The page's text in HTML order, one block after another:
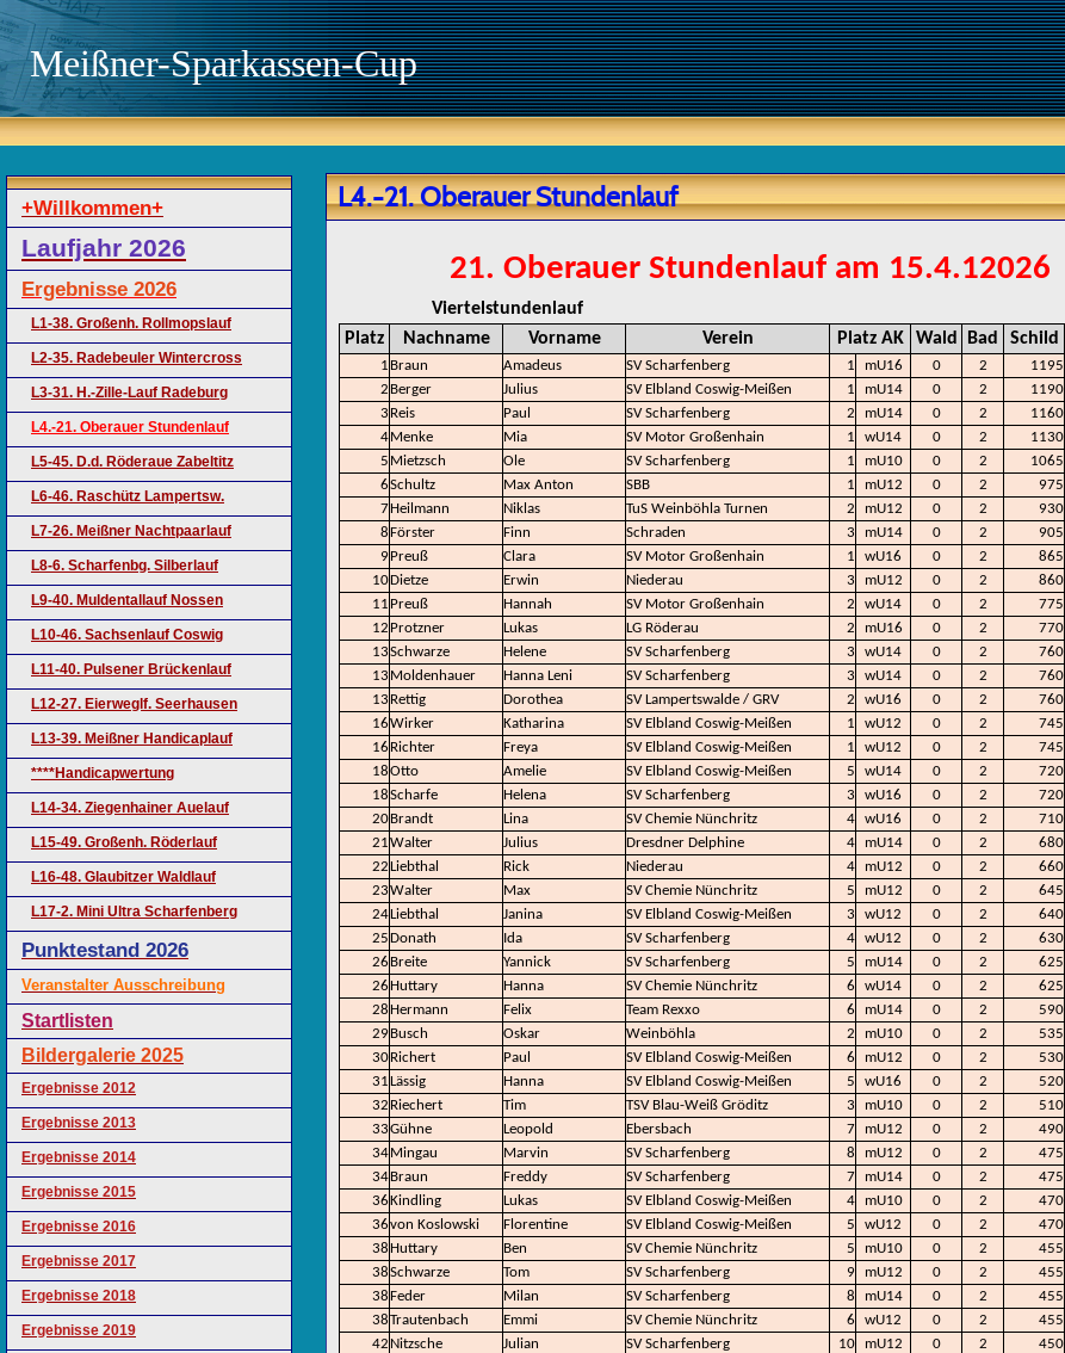
Meißner-Sparkassen-Cup
+Willkommen+
Laufjahr 2026
Ergebnisse 2026
L1-38. Großenh. Rollmopslauf
L2-35. Radebeuler Wintercross
L3-31. H.-Zille-Lauf Radeburg
L4.-21. Oberauer Stundenlauf
L5-45. D.d. Röderaue Zabeltitz
L6-46. Raschütz Lampertsw.
L7-26. Meißner Nachtpaarlauf
L8-6. Scharfenbg. Silberlauf
L9-40. Muldentallauf Nossen
L10-46. Sachsenlauf Coswig
L11-40. Pulsener Brückenlauf
L12-27. Eierweglf. Seerhausen
L13-39. Meißner Handicaplauf
****Handicapwertung
L14-34. Ziegenhainer Auelauf
L15-49. Großenh. Röderlauf
L16-48. Glaubitzer Waldlauf
L17-2. Mini Ultra Scharfenberg
Punktestand 2026
Veranstalter Ausschreibung
Startlisten
Bildergalerie 2025
Ergebnisse 2012
Ergebnisse 2013
Ergebnisse 2014
Ergebnisse 2015
Ergebnisse 2016
Ergebnisse 2017
Ergebnisse 2018
Ergebnisse 2019
L4.-21. Oberauer Stundenlauf
21. Oberauer Stundenlauf am 15.4.12026
Viertelstundenlauf
Platz
Nachname Vorname Verein Platz AK Wald Bad Schild
1 Braun Amadeus SV Scharfenberg 1 mU16 0 2 1195
2 Berger Julius SV Elbland Coswig-Meißen 1 mU14 0 2 1190
3 Reis Paul SV Scharfenberg 2 mU14 0 2 1160
4Menke Mia SV Motor Großenhain 1 wU14 0 2 1130
5 Mietzsch Ole SV Scharfenberg 1 mU10 0 2 1065
6Schultz Max Anton SBB 1 mU12 0 2 975
7Heilmann Niklas TuS Weinböhla Turnen 2 mU12 0 2 930
8Förster Finn Schraden 3 mU14 0 2 905
9Preuß Clara SV Motor Großenhain 1 wU16 0 2 865
10Dietze Erwin Niederau 3 mU12 0 2 860
11 Preuß Hannah SV Motor Großenhain 2 wU14 0 2 775
12 Protzner Lukas LG Röderau 2 mU16 0 2 770
13Schwarze Helene SV Scharfenberg 3 wU14 0 2 760
13 Moldenhauer Hanna Leni SV Scharfenberg 3 wU14 0 2 760
13 Rettig Dorothea SV Lampertswalde / GRV 2 wU16 0 2 760
16Wirker Katharina SV Elbland Coswig-Meißen 1 wU12 0 2 745
16 Richter Freya SV Elbland Coswig-Meißen 1 wU12 0 2 745
18Otto Amelie SV Elbland Coswig-Meißen 5 wU14 0 2 720
18Scharfe Helena SV Scharfenberg 3 wU16 0 2 720
20Brandt Lina SV Chemie Nünchritz 4 wU16 0 2 710
21Walter Julius Dresdner Delphine 4 mU14 0 2 680
22Liebthal Rick Niederau 4 mU12 0 2 660
23Walter Max SV Chemie Nünchritz 5 mU12 0 2 645
24Liebthal Janina SV Elbland Coswig-Meißen 3 wU12 0 2 640
25Donath Ida SV Scharfenberg 4 wU12 0 2 630
26 Breite Yannick SV Scharfenberg 5 mU14 0 2 625
26Huttary Hanna SV Chemie Nünchritz 6 wU14 0 2 625
28Hermann Felix Team Rexxo 6 mU14 0 2 590
29Busch Oskar Weinböhla 2 mU10 0 2 535
30Richert Paul SV Elbland Coswig-Meißen 6 mU12 0 2 530
31Lässig Hanna SV Elbland Coswig-Meißen 5 wU16 0 2 520
32 Riechert Tim TSV Blau-Weiß Gröditz 3 mU10 0 2 510
33Gühne Leopold Ebersbach 7 mU12 0 2 490
34Mingau Marvin SV Scharfenberg 8 mU12 0 2 475
34Braun Freddy SV Scharfenberg 7 mU14 0 2 475
36Kindling Lukas SV Elbland Coswig-Meißen 4 mU10 0 2 470
36von Koslowski Florentine SV Elbland Coswig-Meißen 5 wU12 0 2 470
38Huttary Ben SV Chemie Nünchritz 5 mU10 0 2 455
38Schwarze Tom SV Scharfenberg 9 mU12 0 2 455
38Feder Milan SV Scharfenberg 8 mU14 0 2 455
38Trautenbach Emmi SV Chemie Nünchritz 6 wU12 0 2 455
42 Nitzsche Julian SV Scharfenberg 10 mU12 0 2 450